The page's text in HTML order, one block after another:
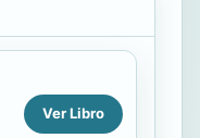
Ver Libro